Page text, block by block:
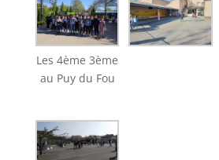
Les 4ème 3ème
au Puy du Fou